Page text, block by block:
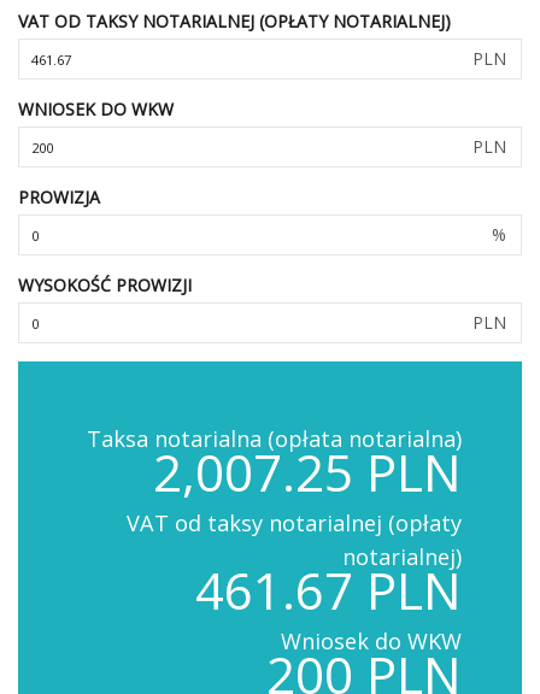
VAT OD TAKSY NOTARIALNEJ (OPŁATY NOTARIALNEJ)
PLN
WNIOSEK DO WKW
PLN
PROWIZJA
%
WYSOKOŚĆ PROWIZJI
PLN
Taksa notarialna (opłata notarialna)
2,007.25 PLN
VAT od taksy notarialnej (opłaty
notarialnej)
461.67 PLN
Wniosek do WKW
200 PLN